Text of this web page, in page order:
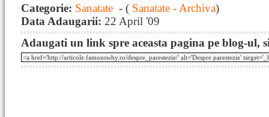
Categorie: Sanatate - ( Sanatate - Archiva)
Data Adaugarii: 22 April '09
Adaugati un link spre aceasta pagina pe blog-ul,